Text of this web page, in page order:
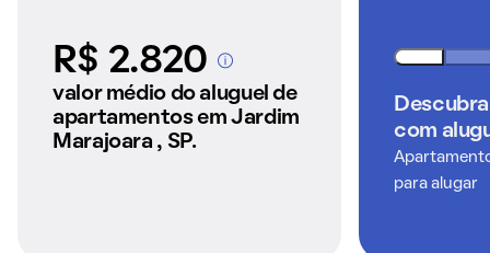
R$ 2.820A partir dos imóveis
anunciados pelo
QuintoAndar
valor médio do aluguel de
apartamentos em Jardim
Marajoara , SP.
com
para alugar